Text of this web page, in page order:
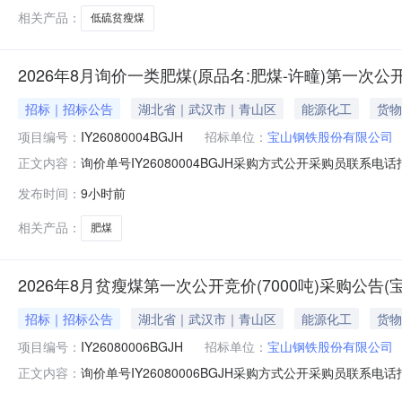
相关产品：
低硫贫瘦煤
2026年8月询价一类肥煤(原品名:肥煤-许疃)第一次
招标｜招标公告 湖北省｜武汉市｜青山区 能源化工
货物
项目编号： IY26080004BGJH 招标单位： 宝山钢铁股份有限公司
正文内容： 询价单号IY26080004BGJH采购方式公开采购员联系电
二、保证金额度：2000000.0元三、商务条款：定价说
发布时间： 9小时前
相关产品：
肥煤
2026年8月贫瘦煤第一次公开竞价(7000吨)采购公告(
招标｜招标公告 湖北省｜武汉市｜青山区 能源化工
货物
项目编号： IY26080006BGJH 招标单位： 宝山钢铁股份有限公司
正文内容： 询价单号IY26080006BGJH采购方式公开采购员联系电